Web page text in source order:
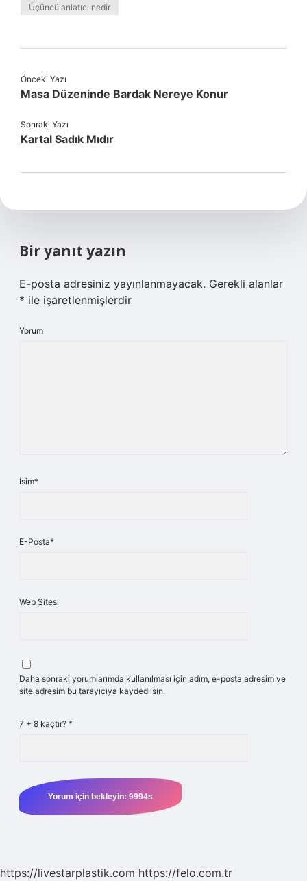
Üçüncü anlatıcı nedir
Önceki Yazı
Masa Düzeninde Bardak Nereye Konur
Sonraki Yazı
Kartal Sadık Mıdır
Bir yanıt yazın
E-posta adresiniz yayınlanmayacak. Gerekli alanlar
* ile işaretlenmişlerdir
Yorum
İsim*
E-Posta*
Web Sitesi
Daha sonraki yorumlarımda kullanılması için adım, e-posta adresim ve
site adresim bu tarayıcıya kaydedilsin.
7 + 8 kaçtır? *
https://livestarplastik.com https://felo.com.tr